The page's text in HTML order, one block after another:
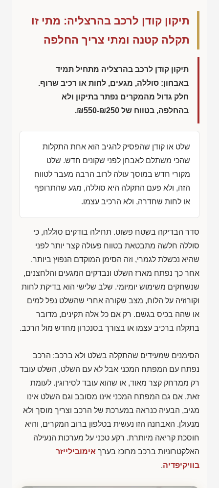
תיקון קודן לרכב בהרצליה: מתי זו
תקלה קטנה ומתי צריך החלפה
תיקון קודן לרכב בהרצליה מתחיל תמיד
באבחון: סוללה, מגעים, לחות או רכיב שרוף.
חלק גדול מהמקרים נפתר בתיקון ולא
בהחלפה, בטווח של ₪550-₪250
.
שלט או קודן שהפסיק להגיב הוא אחת התקלות
שהכי משתלם לאבחן לפני שקונים חדש. שלט
מקורי חדש במוסך עולה לרוב הרבה מעבר לטווח
הזה, ולא פעם התקלה היא סוללה, מגע שהתרופף
או לחות שחדרה, ולא הרכיב עצמו.
סדר הבדיקה בשטח פשוט. תחילה בודקים סוללה, כי
סוללה חלשה מתבטאת בטווח פעולה קצר יותר לפני
שהיא נכשלת לגמרי, וזה הסימן המוקדם הנפוץ ביותר.
אחר כך נפתח מארז השלט ונבדקים המגעים והלחצנים,
שנשחקים משימוש יומיומי. שלב שלישי הוא בדיקת לחות
וקורוזיה על הלוח, מצב שקורה אחרי שהשלט נפל למים
או שהה בכיס בגשם. רק אם כל אלה תקינים, מדובר
בתקלה ברכיב עצמו או בצורך בסנכרון מחדש מול הרכב.
הסימנים שמעידים שהתקלה בשלט ולא ברכב: הרכב
נפתח עם המפתח המכני אבל לא עם השלט, השלט עובד
רק ממרחק קצר מאוד, או שהוא עובד לסירוגין. לעומת
זאת, אם גם המפתח המכני אינו מסובב וגם השלט אינו
מגיב, הבעיה כנראה במערכת של הרכב וצריך מוסך ולא
מנעולן. האבחנה הזו נעשית בטלפון ברוב המקרים, והיא
חוסכת קריאה מיותרת. רקע טכני על מערכות הנעילה
האלקטרוניות ברכב מרוכז בערך אימובילייזר
בוויקיפדיה.